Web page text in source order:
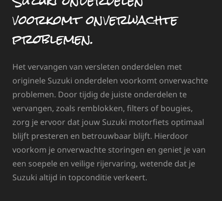
voorkomt onverwachte
problemen.
Het vervangen van versleten onderdelen met
originele Suzuki onderdelen voorkomt onverwachte
problemen. Door tijdig de juiste onderdelen te
vervangen, zoals remblokken, filters of bougies,
zorg je ervoor dat jouw Suzuki motorfiets optimaal
blijft presteren en betrouwbaar blijft. Hierdoor
voorkom je onverwachte storingen en geniet je van
een soepele en veilige rijervaring, wetende dat je
Suzuki altijd in topconditie verkeert.